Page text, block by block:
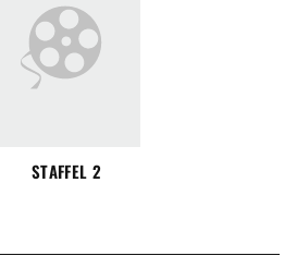
STAFFEL 2